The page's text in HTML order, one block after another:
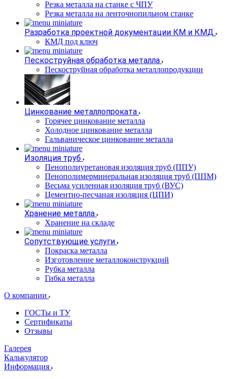
Резка металла на станке с ЧПУ
Резка металла на ленточнопильном станке
Разработка проектной документации КМ и КМД
КМД под ключ
Пескоструйная обработка металла
Пескоструйная обработка металлопродукции
Цинкование металлопроката
Горячее цинкование металла
Холодное цинкование металла
Гальваническое цинкование металла
Изоляция труб
Пенополиуретановая изоляция труб (ППУ)
Пенополимерминеральная изоляция труб (ППМ)
Весьма усиленная изоляция труб (ВУС)
Цементно-песчаная изоляция (ЦПИ)
Хранение металла
Хранение на складе
Сопутствующие услуги
Покраска металла
Изготовление металлоконструкций
Рубка металла
Гибка металла
О компании
ГОСТы и ТУ
Сертификаты
Отзывы
Галерея
Калькулятор
Информация